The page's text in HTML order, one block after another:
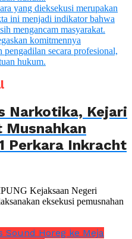
Narkotika, Kejari
Musnahkan
Perkara Inkracht
Kejaksaan Negeri
eksekusi pemusnahan
Sound Horeg ke Meja